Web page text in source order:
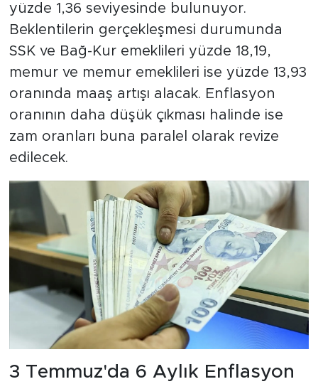
yüzde 1,36 seviyesinde bulunuyor.
Beklentilerin gerçekleşmesi durumunda
SSK ve Bağ-Kur emeklileri yüzde 18,19,
memur ve memur emeklileri ise yüzde 13,93
oranında maaş artışı alacak. Enflasyon
oranının daha düşük çıkması halinde ise
zam oranları buna paralel olarak revize
edilecek.
3 Temmuz'da 6 Aylık Enflasyon